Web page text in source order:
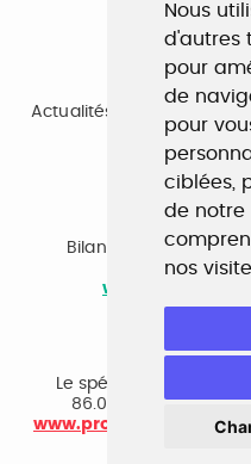
Nous
d'autres
pour
de
pour
ciblées,
de notre
nos
Actualités, guide et
de
Bilan de
recherche
Le spécialiste du
86.000 CV et réseau
www.profilculture-